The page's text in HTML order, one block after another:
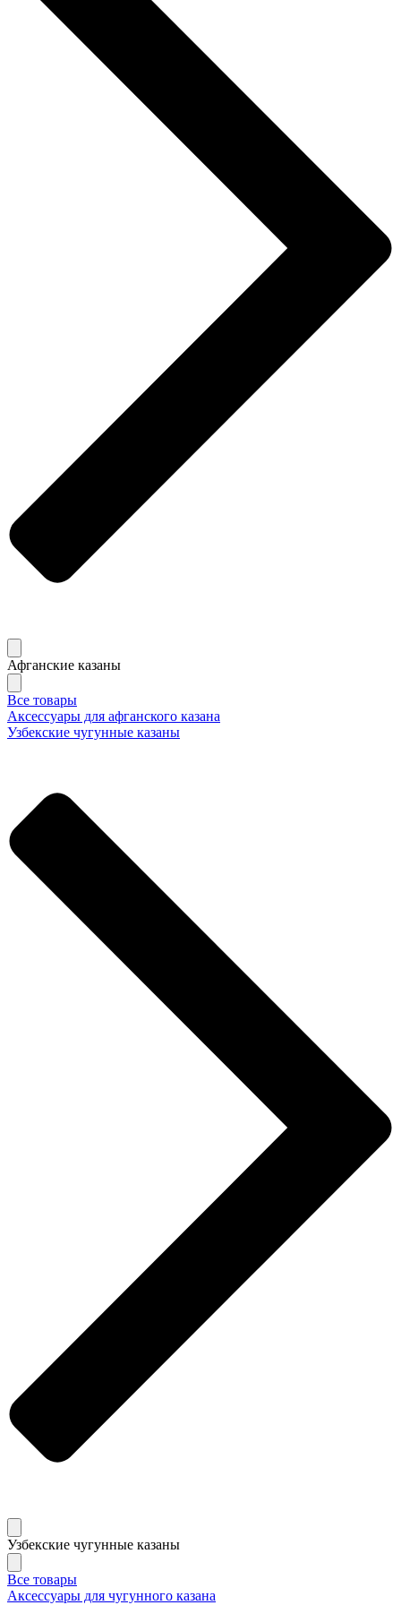
Афганские казаны
Все товары
Аксессуары для афганского казана
Узбекские чугунные казаны
Узбекские чугунные казаны
Все товары
Аксессуары для чугунного казана